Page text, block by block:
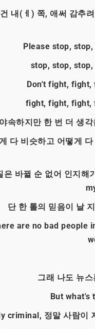
내(ㅔ) 쪽, 애써 감추
Please stop, stop,
stop, stop, stop,
Don't fight, fight,
fight, fight, fight,
속하지만 한 번 더 생각
다 비슷하고 어떻게
은 바뀔 순 없어 인지해
단 한 톨의 믿음이 날
are no bad people
그래 나도 뉴
But what's
criminal, 정말 사람이